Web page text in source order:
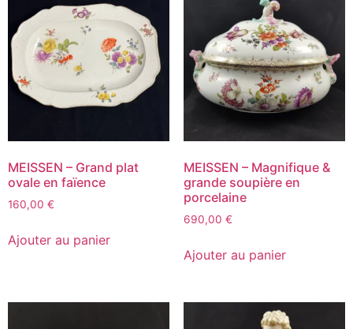
MEISSEN – Grand plat
ovale en faïence
160,00 €
Ajouter au panier
MEISSEN – Magnifique &
grande soupière en
porcelaine
690,00 €
Ajouter au panier